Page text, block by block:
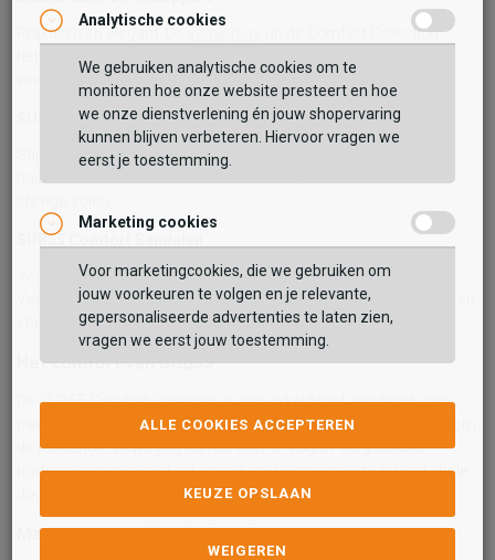
Praktisch en elegant. De
uit de Comfort Collection
voering voor direct comfort.
SUB55 Comfort enkellaarsjes
Stijl en stabiliteit in één. Deenkellaarsjes
najaar en bieden een moderne look met praktische ritsen en
SUB55 Comfort Sandalen
Voor warme dagen zijn desandalen een perfecte keuze.
Verstelbare bandjes en zachte voetbedden zorgen voor luchtig en
stabiel draagcomfort.
Het comfort van SUB55
De SUB55 Comfort Collection is ontwikkeld met aandacht voor
pasvorm, flexibiliteit en ondersteuning. Elk model is ontworpen om
de natuurlijke beweging van de voet te volgen. De gebruikte
materialen zijn soepel, ademend en duurzaam – zodat je de hele
dag kunt genieten van licht, stabiel comfort.
Maat, pasvorm & onderhoud
Analytische cookies
We gebruiken analytische cookies om te
monitoren hoe onze website presteert en hoe
we onze dienstverlening én jouw shopervaring
kunnen blijven verbeteren. Hiervoor vragen we
eerst je toestemming.
Marketing cookies
Voor marketingcookies, die we gebruiken om
jouw voorkeuren te volgen en je relevante,
gepersonaliseerde advertenties te laten zien,
vragen we eerst jouw toestemming.
ALLE COOKIES ACCEPTEREN
KEUZE OPSLAAN
WEIGEREN